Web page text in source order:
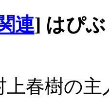
連] はぴ
上春樹の